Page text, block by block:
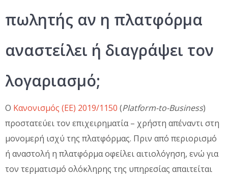
πωλητής αν η πλατφόρμα
αναστείλει ή διαγράψει τον
λογαριασμό;
Ο Κανονισμός (ΕΕ) 2019/1150 (Platform-to-Business)
προστατεύει τον επιχειρηματία – χρήστη απέναντι στη
μονομερή ισχύ της πλατφόρμας. Πριν από περιορισμό
ή αναστολή η πλατφόρμα οφείλει αιτιολόγηση, ενώ για
τον τερματισμό ολόκληρης της υπηρεσίας απαιτείται